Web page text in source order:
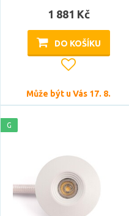
85 °
110 °
Patice
Typ zdroje
1 881 Kč
DO KOŠÍKU
Může být u Vás 17. 8.
G